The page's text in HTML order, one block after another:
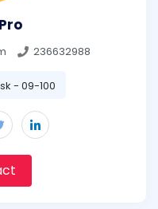
236632988
- 09-100